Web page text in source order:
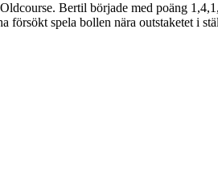
Bertil började med poäng
försökt spela bollen nära outstaketet i